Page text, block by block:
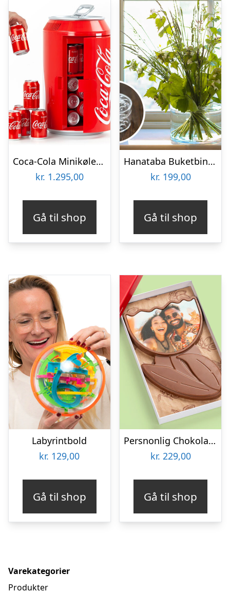
Coca-Cola Minikøleskab
kr. 1.295,00
Gå til shop
Hanataba Buketbinder
kr. 199,00
Gå til shop
Labyrintbold
kr. 129,00
Gå til shop
Persnonlig Chokoladeblomst med Billede
kr. 229,00
Gå til shop
Varekategorier
Produkter